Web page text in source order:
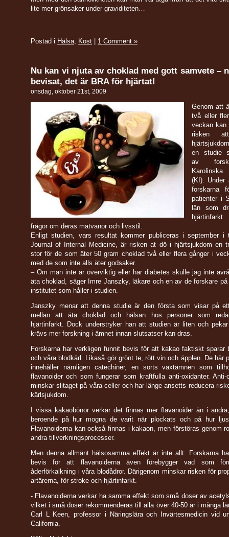
lite mer grönsaker under graviditeten…
Postad i Hälsa, Kost 1 Comment »
Nu kan vi njuta av choklad med gott samvete –
bevisat, det är BRA för hjärtat!
onsdag, oktober 21st, 2009
Genom att
två eller
veckan kan
risken
en studie
av
(KI). Under
forskarna
patienter i
län som
frågor om deras matvanor och livsstil.
Enligt studien, vars resultat kommer publiceras i september i
Journal of Internal Medicine, är risken at dö i hjärtsjukdom en
stor för de som äter 50 gram choklad två eller flera gånger i
med de som inte alls äter godsaker.
– Om man inte är överviktig eller har diabetes skulle jag inte
äta choklad, säger Imre Janszky, läkare och en av de forskare på
institutet som håller i studien.
Janszky menar att denna studie är den första som visar på
mellan att äta choklad och hälsan hos personer som
hjärtinfarkt. Dock understryker han att studien är liten och
krävs mer forskning i ämnet innan slutsatser kan dras.
Forskarna har verkligen funnit bevis för att kakao faktiskt sparar
och våra blodkärl. Likaså gör grönt te, rött vin och äpplen. De här
innehåller nämligen catechiner, en sorts växtämnen som
flavanoider och som fungerar som kraftfulla anti-oxidanter. Anti-
minskar slitaget på våra celler och har länge ansetts reducera
kärlsjukdom.
I vissa kakaobönor verkar det finnas mer flavanoider än i
beroende på hur mogna de varit när plockats och på hur
Flavanoiderna kan också finnas i kakaon, men förstöras genom
andra tillverkningsprocesser.
Men denna allmänt hälsosamma effekt är inte allt: Forskarna
bevis för att flavanoiderna även förebygger vad som
åderförkalkning i våra blodådror. Därigenom minskar risken för
artärerna, för stroke och hjärtinfarkt.
- Flavanoiderna verkar ha samma effekt som små doser av
vilket i små doser rekommenderas till alla över 40-50 år i många
Carl L Keen, professor i Näringslära och Invärtesmedicin vid
California.